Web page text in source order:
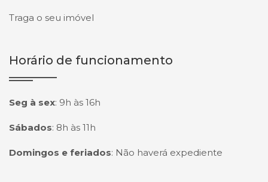
Traga o seu imóvel
Horário de funcionamento
Seg à sex: 9h às 16h
Sábados: 8h às 11h
Domingos e feriados: Não haverá expediente